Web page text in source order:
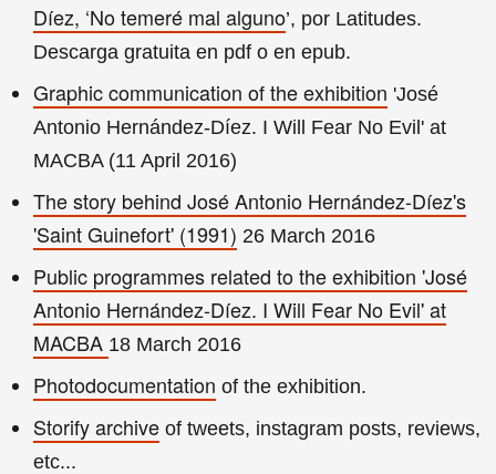
Díez, ‘No temeré mal alguno’, por Latitudes.
Descarga gratuita en pdf o en epub.
Graphic communication of the exhibition 'José
Antonio Hernández-Díez. I Will Fear No Evil' at
MACBA (11 April 2016)
The story behind José Antonio Hernández-Díez's
'Saint Guinefort' (1991) 26 March 2016
Public programmes related to the exhibition 'José
Antonio Hernández-Díez. I Will Fear No Evil' at
MACBA 18 March 2016
Photodocumentation of the exhibition.
Storify archive of tweets, instagram posts, reviews,
etc...